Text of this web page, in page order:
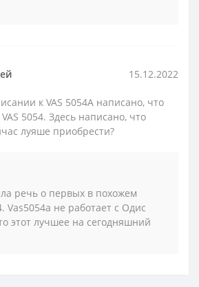
15.12.2022
к VAS 5054A написано, что
5054. Здесь написано, что
луяше приобрести?
речь о первых в похожем
Vas5054a не работает с Одис
этот лучшее на сегодняшний